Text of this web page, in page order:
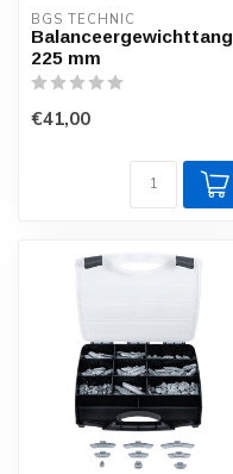
BGS TECHNIC
Balanceergewichttang
225 mm
€41,00